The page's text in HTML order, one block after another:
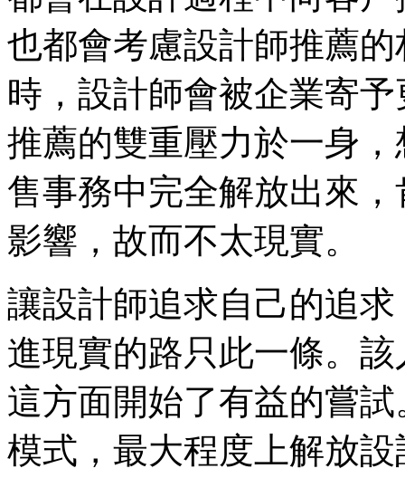
也都會考慮設計師推薦
時，設計師會被企業寄
推薦的雙重壓力於一身
售事務中完全解放出來
影響，故而不太現實。
讓設計師追求自己的追
進現實的路只此一條。
這方面開始了有益的嘗
模式，最大程度上解放